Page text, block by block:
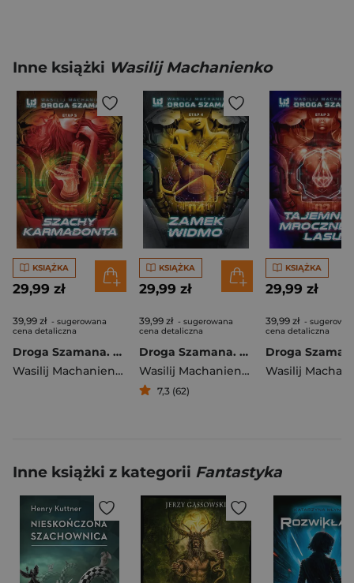
Inne książki Wasilij Machanienko
KSIĄŻKA
29,99 zł
39,99 zł - sugerowana
cena detaliczna
Droga Szamana. Etap piąty: Szachy Karmadonta
Wasilij Machanienko
KSIĄŻKA
29,99 zł
39,99 zł - sugerowana
cena detaliczna
Droga Szamana. Etap 4: Zamek Widmo
Wasilij Machanienko
7,3 (62)
KSIĄŻKA
29,99 zł
39,99 zł -
cena detaliczna
Inne książki z kategorii Fantastyka